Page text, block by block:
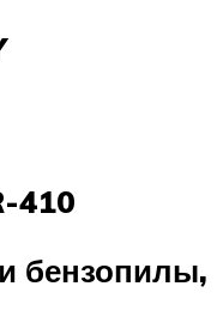
410
бензопилы,